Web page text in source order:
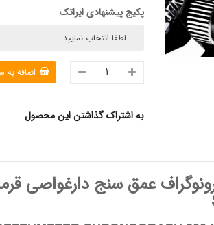
پکیج پیشنهادی ایراتک
به اشتراک گذاشتن این محصول
عمق سنج دارغواصی